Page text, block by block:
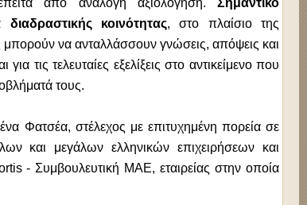
από ανάλογη αξιολόγηση. Σημαντικό
διαδραστικής κοινότητας, στο πλαίσιο της
να ανταλλάσσουν γνώσεις, απόψεις και
τις τελευταίες εξελίξεις στο αντικείμενο που
τους.
Φατσέα, στέλεχος με επιτυχημένη πορεία σε
και μεγάλων ελληνικών επιχειρήσεων και
- Συμβουλευτική ΜΑΕ, εταιρείας στην οποία